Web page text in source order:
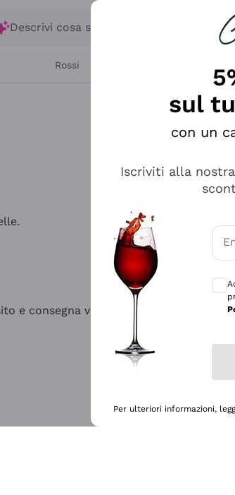
Descrivi cosa stai cercando
Rossi
e consegna velocissima
sul
con un
Iscriviti alla
Per ulteriori informazioni,